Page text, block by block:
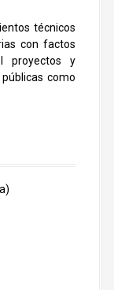
técnicos
con factos
proyectos y
como